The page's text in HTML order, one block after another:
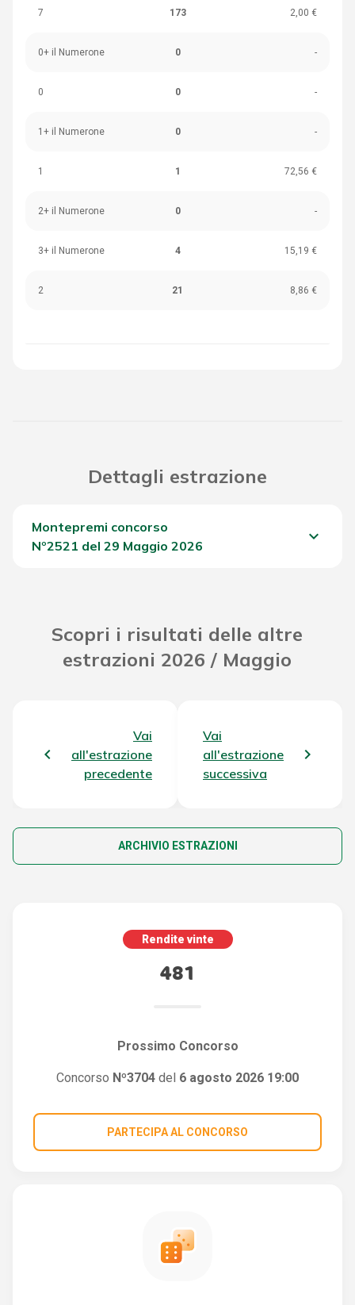
7 173 2,00 €
0+ il Numerone 0 -
0 0 -
1+ il Numerone 0 -
1 1 72,56 €
2+ il Numerone 0 -
3+ il Numerone 4 15,19 €
2 21 8,86 €
Dettagli estrazione
Montepremi concorso
Nº2521 del 29 Maggio 2026
keyboard_arrow_down
Scopri i risultati delle altre
estrazioni 2026 / Maggio
Vai
all'estrazione
precedente
Vai
all'estrazione
successiva
ARCHIVIO ESTRAZIONI
Rendite vinte
481
Prossimo Concorso
Concorso Nº3704 del 6 agosto 2026 19:00
PARTECIPA AL CONCORSO